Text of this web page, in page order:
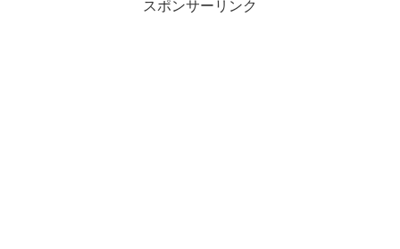
スポンサーリンク